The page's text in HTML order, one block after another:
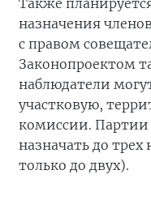
Также
назначения
с правом
Законопроектом
наблюдатели
участковую,
комиссии. Партии
назначать до трех
только до двух).